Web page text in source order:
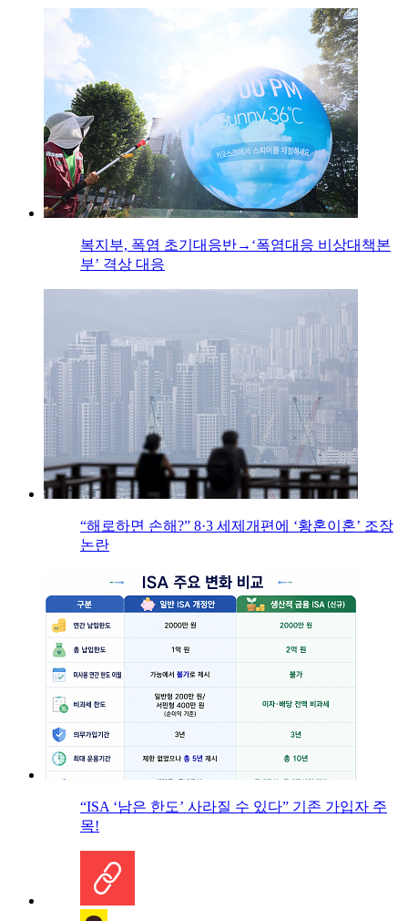
복지부, 폭염 초기대응반→‘폭염대응 비상대책본
부’ 격상 대응
“해로하면 손해?” 8·3 세제개편에 ‘황혼이혼’ 조장
논란
“ISA ‘남은 한도’ 사라질 수 있다” 기존 가입자 주
목!